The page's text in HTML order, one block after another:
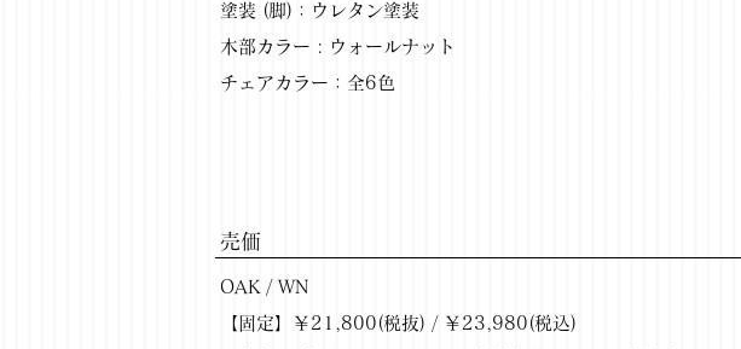
塗装 (脚)：ウレタン塗装
木部カラー : ウォールナット
チェアカラー：全6色
​売価
OAK / WN
【固定】￥21,800(税抜) / ￥23,980(税込)